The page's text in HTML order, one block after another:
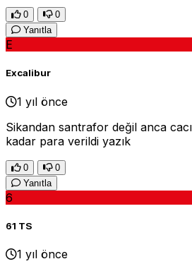
0
0
Yanıtla
E
Excalibur
1 yıl önce
Sikandan santrafor değil anca
kadar para verildi yazık
0
0
Yanıtla
6
61 TS
1 yıl önce